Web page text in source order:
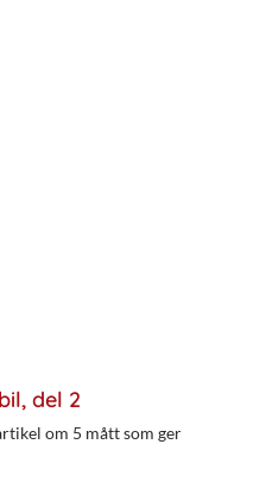
del 2
om 5 mått som ger